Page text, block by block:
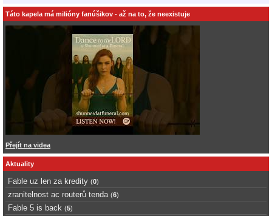
Táto kapela má milióny fanúšikov - až na to, že neexistuje
Přejít na videa
Aktuality
Fable uz len za kredity (0)
zranitelnost ac routerů tenda (6)
Fable 5 is back (5)